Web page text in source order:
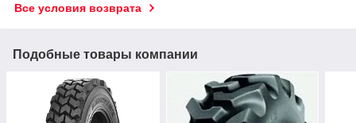
Все условия возврата
Подобные товары компании